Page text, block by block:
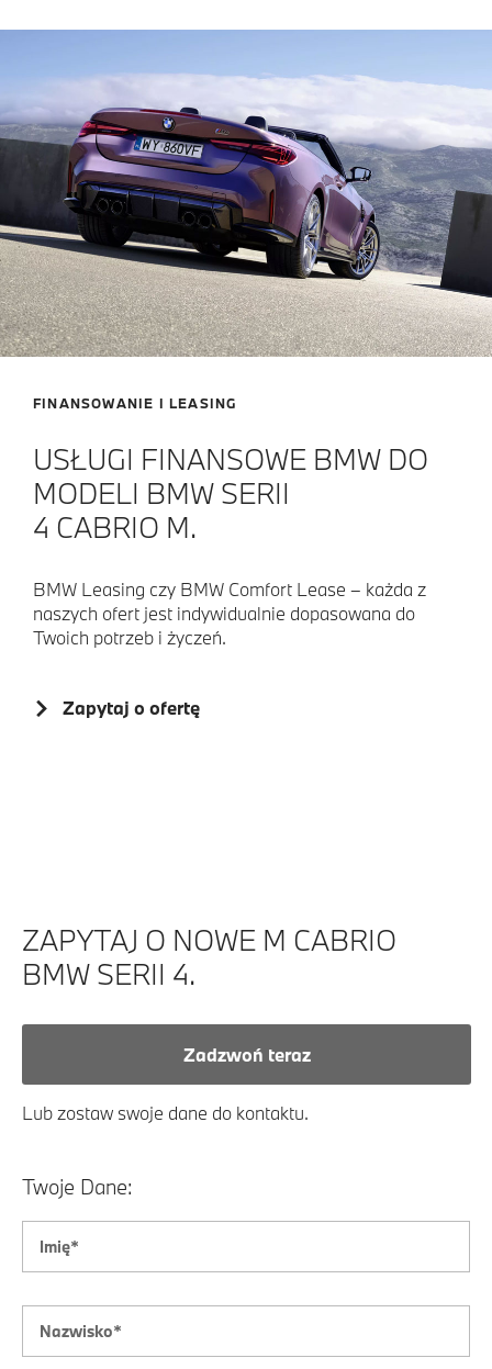
FINANSOWANIE I LEASING
USŁUGI FINANSOWE BMW DO
MODELI BMW SERII
4 CABRIO M.
BMW Leasing czy BMW Comfort Lease – każda z
naszych ofert jest indywidualnie dopasowana do
Twoich potrzeb i życzeń.
Zapytaj o ofertę
ZAPYTAJ O NOWE M CABRIO
BMW SERII 4.
Zadzwoń teraz
Lub zostaw swoje dane do kontaktu.
Twoje Dane: